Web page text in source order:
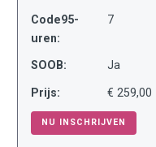
Code95-
uren:
7
SOOB: Ja
Prijs: € 259,00
NU INSCHRIJVEN